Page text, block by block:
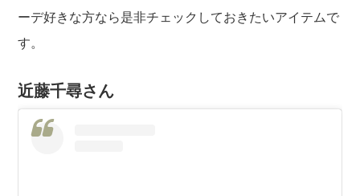
ーデ好きな方なら是非チェックしておきたいアイテムで
す。
近藤千尋さん